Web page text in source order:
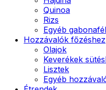
Quinoa
Rizs
Egyéb
Hozzávalók főzéshez
Olajok
Keverékek
Lisztek
Egyéb